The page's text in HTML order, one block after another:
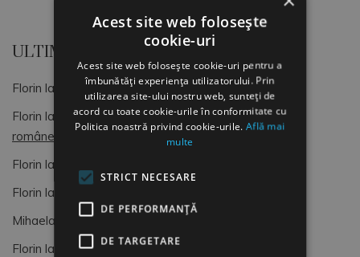
ULTIMELE COMENTARII
Florin la
OCUPATII SI CODURI COR
Florin la
Dimitrie Gusti, o lumină pentru sociologia
românească (4)
Florin la
Florin la
Mihaela
Formular de Exit interviu
Florin la
OCUPATII SI CODURI COR
Acest site web folosește
cookie-uri
Acest site web folosește cookie-uri pentru a
îmbunătăți experiența utilizatorului. Prin
utilizarea site-ului nostru web, sunteți de
acord cu toate cookie-urile în conformitate cu
Politica noastră privind cookie-urile.Află mai
multe
STRICT NECESARE
DE PERFORMANȚĂ
DE TARGETARE